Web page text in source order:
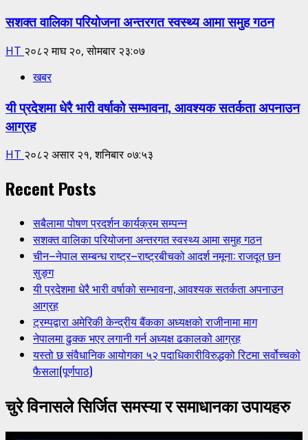
सशक्त वालिका परियोजना अन्तरगत स्वस्थ्य आमा समुह गठन
HT २०८२ माघ २०, सोमबार २३:०७
खबर
यी प्रदेशमा धेरै भारी वर्षाको सम्भावना, आवश्यक सतर्कता अपनाउन
आग्रह
HT २०८२ असार २१, शनिबार ०७:५३
Recent Posts
सबैलामा पोषण प्रदर्शन कार्यक्रम सम्पन्न
सशक्त वालिका परियोजना अन्तरगत स्वस्थ्य आमा समुह गठन
चीन–नेपाल सम्बन्ध राष्ट्र–राष्ट्रबीचको आदर्श नमूना: राजदूत छन
सुङ्ग
यी प्रदेशमा धेरै भारी वर्षाको सम्भावना, आवश्यक सतर्कता अपनाउन
आग्रह
ट्रम्पद्वारा अमेरिकी केन्द्रीय बैंकका अध्यक्षको राजीनामा माग
नेपालमा ढुक्क भएर लगानी गर्न अध्यक्ष ढकालको आग्रह
यस्तो छ संवैधानिक आयोगका ५२ पदाधिकारीविरुद्धको रिटमा सर्वोच्चको
फैसला(पूर्णपाठ)
चुरे विनासले सिर्जित समस्या र समाधानका उपायहरु